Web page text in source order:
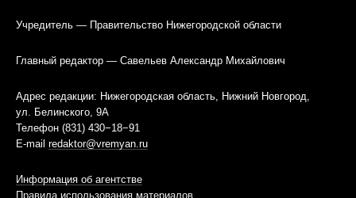
Учредитель — Правительство Нижегородской области
Главный редактор — Савельев Александр Михайлович
Адрес редакции: Нижегородская область, Нижний Новгород,
ул. Белинского, 9А
Телефон (831) 430−18−91
E-mail redaktor@vremyan.ru
Информация об агентстве
Правила использования материалов